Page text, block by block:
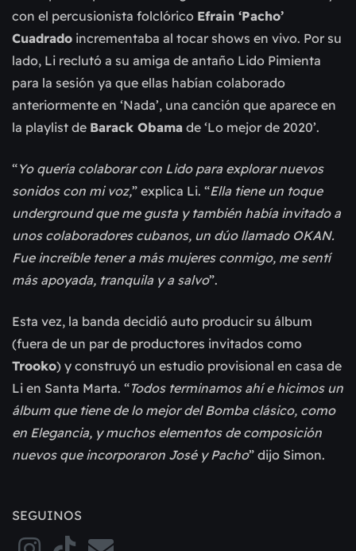
con el percusionista folclórico Efrain ‘Pacho’
Cuadrado incrementaba al tocar shows en vivo. Por su
lado, Li reclutó a su amiga de antaño Lido Pimienta
para la sesión ya que ellas habían colaborado
anteriormente en ‘Nada’, una canción que aparece en
la playlist de Barack Obama de ‘Lo mejor de 2020’.
“Yo quería colaborar con Lido para explorar nuevos
sonidos con mi voz,” explica Li. “Ella tiene un toque
underground que me gusta y también había invitado a
unos colaboradores cubanos, un dúo llamado OKAN.
Fue increíble tener a más mujeres conmigo, me sentí
más apoyada, tranquila y a salvo”.
Esta vez, la banda decidió auto producir su álbum
(fuera de un par de productores invitados como
Trooko) y construyó un estudio provisional en casa de
Li en Santa Marta. “Todos terminamos ahí e hicimos un
álbum que tiene de lo mejor del Bomba clásico, como
en Elegancia, y muchos elementos de composición
nuevos que incorporaron José y Pacho” dijo Simon.
SEGUINOS